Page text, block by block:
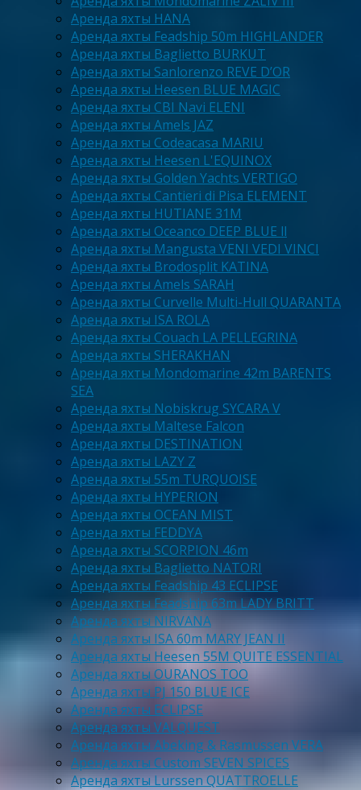
Аренда яхты HANA
Аренда яхты Feadship 50m HIGHLANDER
Аренда яхты Baglietto BURKUT
Аренда яхты Sanlorenzo REVE D’OR
Аренда яхты Heesen BLUE MAGIC
Аренда яхты CBI Navi ELENI
Аренда яхты Amels JAZ
Аренда яхты Codeacasa MARIU
Аренда яхты Heesen L'EQUINOX
Аренда яхты Golden Yachts VERTIGO
Аренда яхты Cantieri di Pisa ELEMENT
Аренда яхты HUTIANE 31M
Аренда яхты Oceanco DEEP BLUE ll
Аренда яхты Mangusta VENI VEDI VINCI
Аренда яхты Brodosplit KATINA
Аренда яхты Amels SARAH
Аренда яхты Curvelle Multi-Hull QUARANTA
Аренда яхты ISA ROLA
Аренда яхты Couach LA PELLEGRINA
Аренда яхты SHERAKHAN
Аренда яхты Mondomarine 42m BARENTS
SEA
Аренда яхты Nobiskrug SYCARA V
Аренда яхты Maltese Falcon
Аренда яхты DESTINATION
Аренда яхты LAZY Z
Аренда яхты 55m TURQUOISE
Аренда яхты HYPERION
Аренда яхты OCEAN MIST
Аренда яхты FEDDYA
Аренда яхты SCORPION 46m
Аренда яхты Baglietto NATORI
Аренда яхты Feadship 43 ECLIPSE
Аренда яхты Feadship 63m LADY BRITT
Аренда яхты NIRVANA
Аренда яхты ISA 60m MARY JEAN II
Аренда яхты Heesen 55M QUITE ESSENTIAL
Аренда яхты OURANOS TOO
Аренда яхты PJ 150 BLUE ICE
Аренда яхты ECLIPSE
Аренда яхты VALQUEST
Аренда яхты Abeking & Rasmussen VERA
Аренда яхты Custom SEVEN SPICES
Аренда яхты Lurssen QUATTROELLE